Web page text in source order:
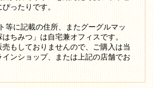
ったりです。
等に記載の住所、またグーグルマッ
ちみつ」は自宅兼オフィスです。
もしておりませんので、ご購入は当
ンショップ、または上記の店舗でお